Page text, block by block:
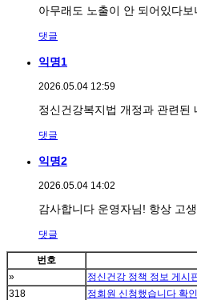
아무래도 노출이 안 되어있다
댓글
익명1
2026.05.04 12:59
정신건강복지법 개정과 관련된
댓글
익명2
2026.05.04 14:02
감사합니다 운영자님! 항상 고
댓글
번호
»
정신건강 정책 정보 게시
318
정회원 신청했습니다 확